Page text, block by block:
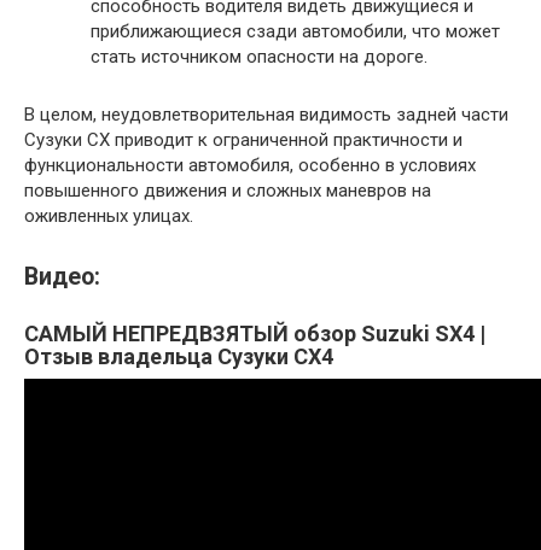
способность водителя видеть движущиеся и
приближающиеся сзади автомобили, что может
стать источником опасности на дороге.
В целом, неудовлетворительная видимость задней части
Сузуки СХ приводит к ограниченной практичности и
функциональности автомобиля, особенно в условиях
повышенного движения и сложных маневров на
оживленных улицах.
Видео:
САМЫЙ НЕПРЕДВЗЯТЫЙ обзор Suzuki SX4 |
Отзыв владельца Сузуки СХ4